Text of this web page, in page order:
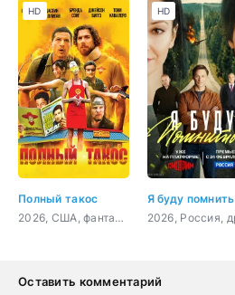
Полный такос
2026, США, фантастика, комедия, боевик, приключения
HD
Я буду помнить
HD
Оставить комментарий